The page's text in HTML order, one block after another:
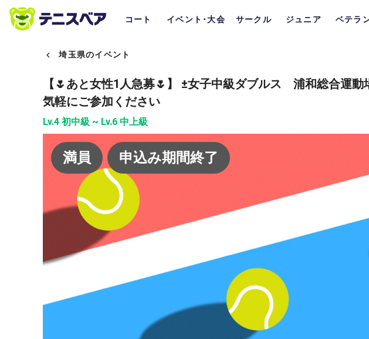
コート イベント･大会 サークル ジュニア ベテラ
埼玉県のイベント
【🌷あと女性1人急募🌷】 ±女子中級ダブルス 浦和総合運動
気軽にご参加ください
Lv.4 初中級 ~ Lv.6 中上級
満員 申込み期間終了